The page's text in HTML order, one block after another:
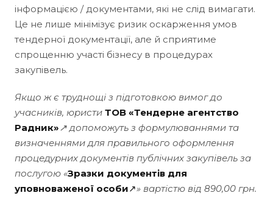
інформацією / документами, які не слід вимагати.
Це не лише мінімізує ризик оскарження умов
тендерної документації, але й сприятиме
спрощенню участі бізнесу в процедурах
закупівель.
Якщо ж є труднощі з підготовкою вимог до
учасників, юристи ТОВ «Тендерне агентство
Радник»↗ допоможуть з формулюваннями та
визначеннями для правильного оформлення
процедурних документів публічних закупівель за
послугою «Зразки документів для
уповноваженої особи↗» вартістю від 890,00 грн.